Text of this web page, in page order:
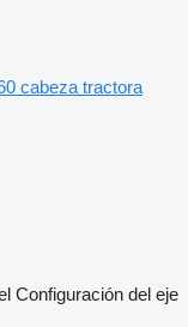
cabeza tractora
Configuración del eje